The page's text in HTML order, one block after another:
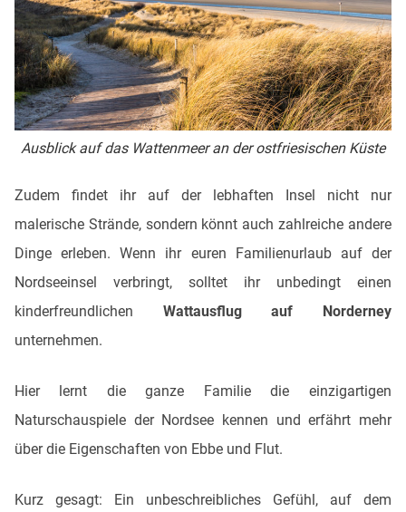
Ausblick auf das Wattenmeer an der ostfriesischen Küste
Zudem findet ihr auf der lebhaften Insel nicht nur
malerische Strände, sondern könnt auch zahlreiche andere
Dinge erleben. Wenn ihr euren Familienurlaub auf der
Nordseeinsel verbringt, solltet ihr unbedingt einen
kinderfreundlichen Wattausflug auf Norderney
unternehmen.
Hier lernt die ganze Familie die einzigartigen
Naturschauspiele der Nordsee kennen und erfährt mehr
über die Eigenschaften von Ebbe und Flut.
Kurz gesagt: Ein unbeschreibliches Gefühl, auf dem